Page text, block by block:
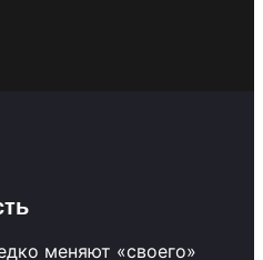
меняют «своего»